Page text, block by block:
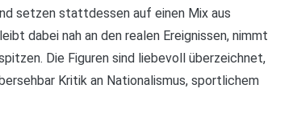
setzen stattdessen auf einen Mix aus
dabei nah an den realen Ereignissen, nimmt
Die Figuren sind liebevoll überzeichnet,
Kritik an Nationalismus, sportlichem